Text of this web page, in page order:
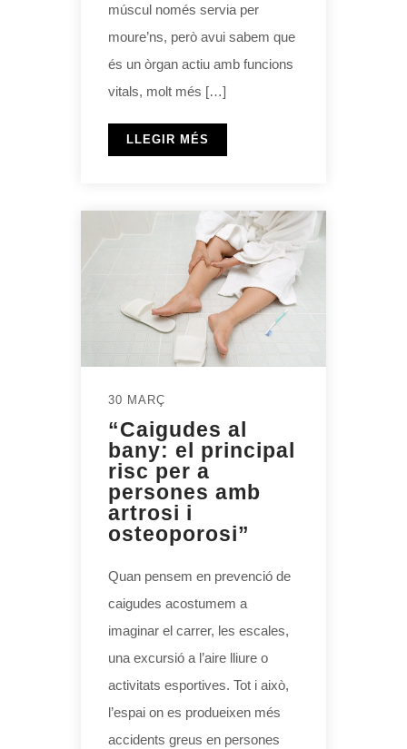
múscul només servia per
moure’ns, però avui sabem que
és un òrgan actiu amb funcions
vitals, molt més […]
LLEGIR MÉS
30 MARÇ
“Caigudes al
bany: el principal
risc per a
persones amb
artrosi i
osteoporosi”
Quan pensem en prevenció de
caigudes acostumem a
imaginar el carrer, les escales,
una excursió a l’aire lliure o
activitats esportives. Tot i això,
l’espai on es produeixen més
accidents greus en persones